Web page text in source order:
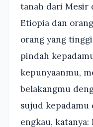
tanah dari Mesir
Etiopia dan
orang yang
pindah
kepunyaanmu,
belakangmu
sujud kepadamu
engkau,